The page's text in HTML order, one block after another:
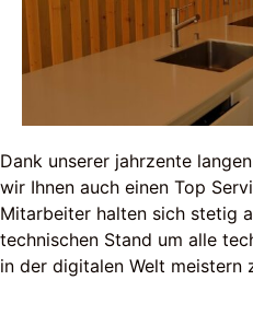
Dank unserer jahrzente
wir Ihnen auch einen Top
Mitarbeiter halten sich stetig
technischen Stand um alle
in der digitalen Welt meistern